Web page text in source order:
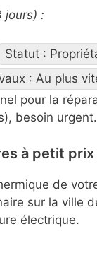
jours) :
Statut :
: Au plus
pour la
besoin urgent.
à petit
de
sur la ville
électrique.